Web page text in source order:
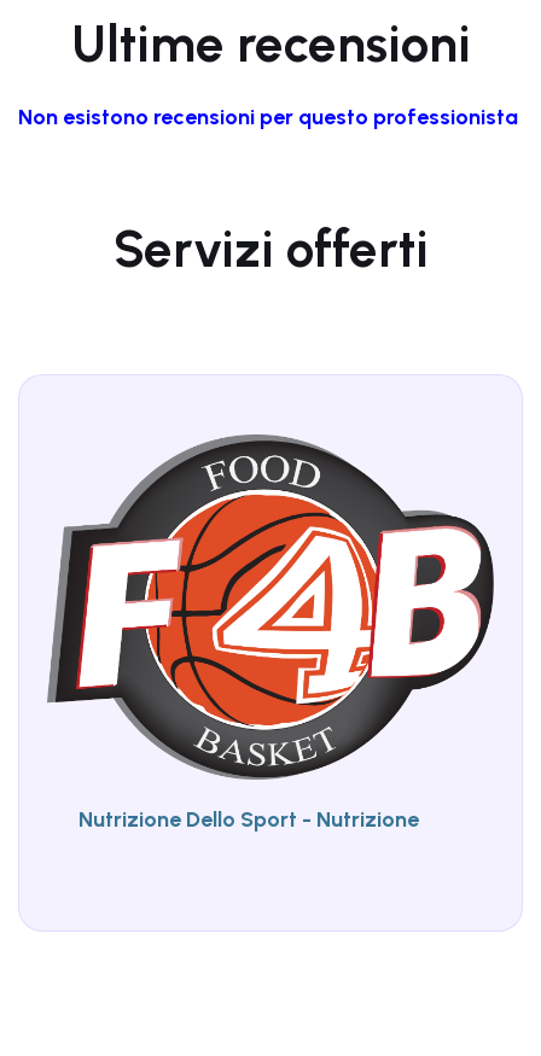
Ultime recensioni
Non esistono recensioni per questo professionista
Servizi offerti
Nutrizione Dello Sport - Nutrizione